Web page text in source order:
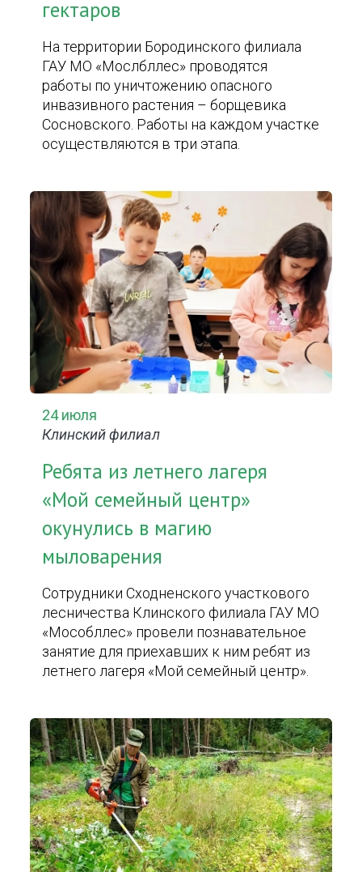
гектаров
На территории Бородинского филиала
ГАУ МО «Мослбллес» проводятся
работы по уничтожению опасного
инвазивного растения – борщевика
Сосновского. Работы на каждом участке
осуществляются в три этапа.
24 июля
Клинский филиал
Ребята из летнего лагеря
«Мой семейный центр»
окунулись в магию
мыловарения
Сотрудники Сходненского участкового
лесничества Клинского филиала ГАУ МО
«Мособллес» провели познавательное
занятие для приехавших к ним ребят из
летнего лагеря «Мой семейный центр».